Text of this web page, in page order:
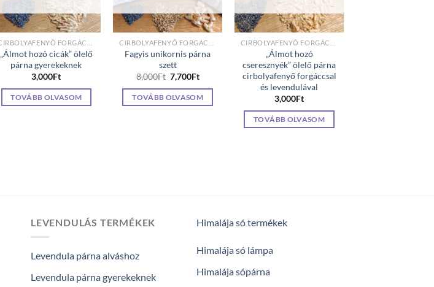
„Álmot hozó cicák” ölelő
párna gyerekeknek
3,000Ft
TOVÁBB OLVASOM
Fagyis unikornis párna
szett
8,000Ft Original
price
was:
8,000Ft.
7,700FtCurrent
is:
7,700Ft.
TOVÁBB OLVASOM
„Álmot hozó
cseresznyék” ölelő párna
cirbolyafenyő forgáccsal
és levendulával
3,000Ft
TOVÁBB OLVASOM
LEVENDULÁS TERMÉKEK
Levendula párna alváshoz
Levendula párna gyerekeknek
Himalája só termékek
Himalája só lámpa
Himalája sópárna